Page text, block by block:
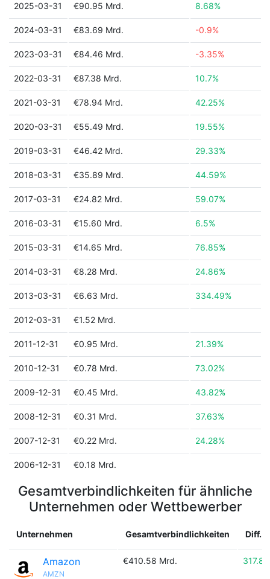
2025-03-31 €90.95 Mrd. 8.68%
2024-03-31 €83.69 Mrd. -0.9%
2023-03-31 €84.46 Mrd. -3.35%
2022-03-31 €87.38 Mrd. 10.7%
2021-03-31 €78.94 Mrd. 42.25%
2020-03-31 €55.49 Mrd. 19.55%
2019-03-31 €46.42 Mrd. 29.33%
2018-03-31 €35.89 Mrd. 44.59%
2017-03-31 €24.82 Mrd. 59.07%
2016-03-31 €15.60 Mrd. 6.5%
2015-03-31 €14.65 Mrd. 76.85%
2014-03-31 €8.28 Mrd. 24.86%
2013-03-31 €6.63 Mrd. 334.49%
2012-03-31 €1.52 Mrd.
2011-12-31 €0.95 Mrd. 21.39%
2010-12-31 €0.78 Mrd. 73.02%
2009-12-31 €0.45 Mrd. 43.82%
2008-12-31 €0.31 Mrd. 37.63%
2007-12-31 €0.22 Mrd. 24.28%
2006-12-31 €0.18 Mrd.
Gesamtverbindlichkeiten für ähnliche
Unternehmen oder Wettbewerber
Unternehmen Gesamtverbindlichkeiten Diff.
Amazon
AMZN
€410.58 Mrd.